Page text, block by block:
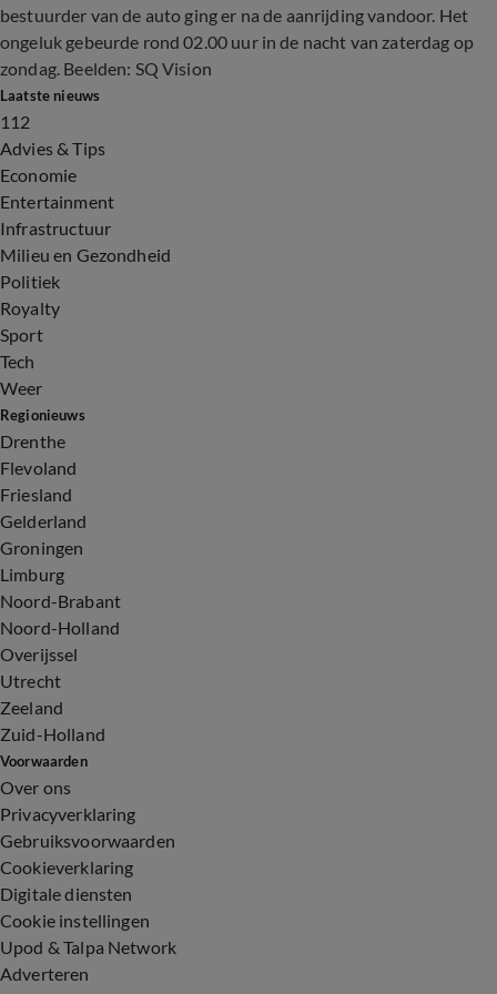
bestuurder van de auto ging er na de aanrijding vandoor. Het
ongeluk gebeurde rond 02.00 uur in de nacht van zaterdag op
zondag. Beelden: SQ Vision
Laatste nieuws
112
Advies & Tips
Economie
Entertainment
Infrastructuur
Milieu en Gezondheid
Politiek
Royalty
Sport
Tech
Weer
Regionieuws
Drenthe
Flevoland
Friesland
Gelderland
Groningen
Limburg
Noord-Brabant
Noord-Holland
Overijssel
Utrecht
Zeeland
Zuid-Holland
Voorwaarden
Over ons
Privacyverklaring
Gebruiksvoorwaarden
Cookieverklaring
Digitale diensten
Cookie instellingen
Upod & Talpa Network
Adverteren